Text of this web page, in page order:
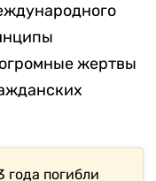
жертвы
года погибли